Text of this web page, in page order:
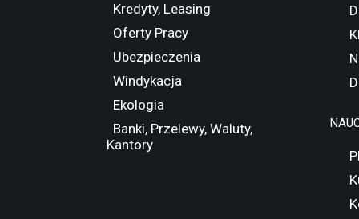
Kredyty, Leasing
Oferty Pracy
Ubezpieczenia
Windykacja
Ekologia
Banki, Przelewy, Waluty,
Kantory